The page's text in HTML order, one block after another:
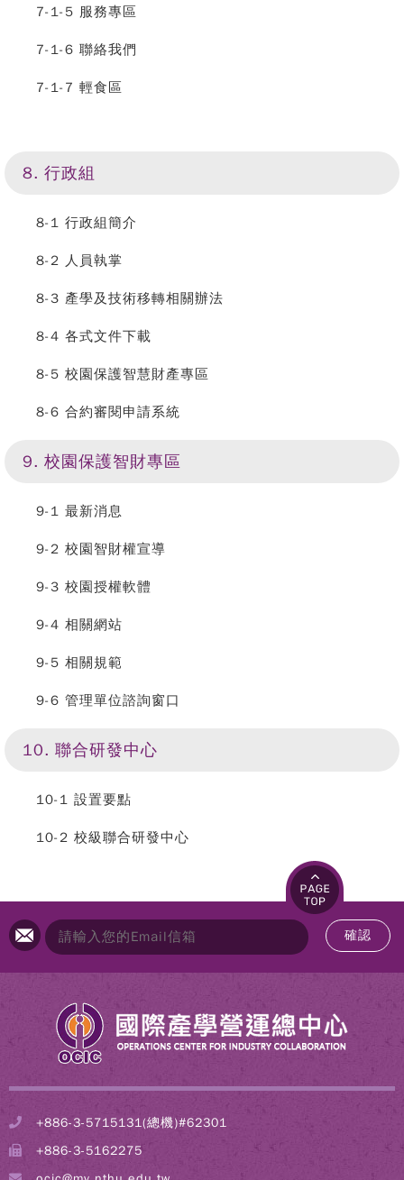
7-1-5 服務專區
7-1-6 聯絡我們
7-1-7 輕食區
8. 行政組
8-1 行政組簡介
8-2 人員執掌
8-3 產學及技術移轉相關辦法
8-4 各式文件下載
8-5 校園保護智慧財產專區
8-6 合約審閱申請系統
9. 校園保護智財專區
9-1 最新消息
9-2 校園智財權宣導
9-3 校園授權軟體
9-4 相關網站
9-5 相關規範
9-6 管理單位諮詢窗口
10. 聯合研發中心
10-1 設置要點
10-2 校級聯合研發中心
確認
+886-3-5715131(總機)#62301
+886-3-5162275